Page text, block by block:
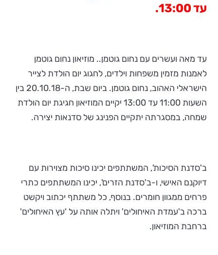
עד 13:00.
עד מאה ועשרים עם נחום גוטמן.. מוזיאון נחום גוטמן
לאמנות מזמין משפחות וילדים, לחגוג יום הולדת לצייר
הישראלי האהוב, נחום גוטמן. ביום שבת, ה-20.10.18 בין
השעות 11:00 עד 13:00 יקיים המוזיאון חגיגת יום הולדת
שמחה, במסגרתה יתקיים הפנינג של סדנאות יצירה.
ב'סדנת הסיכות', המשתתפים יכינו סיכות מצוירות עם
דיוקנם האישי, ו-ב'סדנת הזרים', יכינו המשתתפים כתרי
פרחים ממגוון חומרים. בנוסף, כל משתתף יכתוב ויקשט
ברכה ב'עמדת האיחולים' ויתלה אותה על 'עץ האיחולים'
ברחבת המוזיאון.